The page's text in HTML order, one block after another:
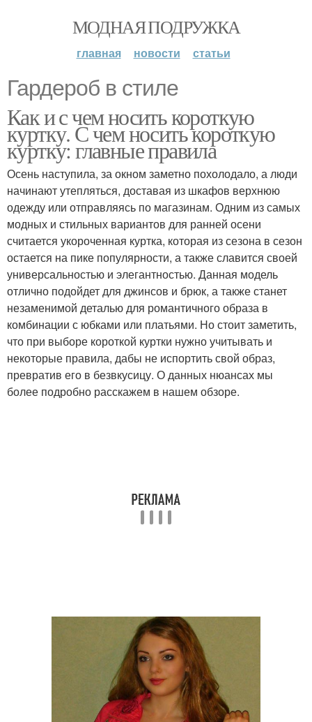
МОДНАЯ ПОДРУЖКА
главная новости статьи
Гардероб в стиле
Как и с чем носить короткую
куртку. С чем носить короткую
куртку: главные правила
Осень наступила, за окном заметно похолодало, а люди
начинают утепляться, доставая из шкафов верхнюю
одежду или отправляясь по магазинам. Одним из самых
модных и стильных вариантов для ранней осени
считается укороченная куртка, которая из сезона в сезон
остается на пике популярности, а также славится своей
универсальностью и элегантностью. Данная модель
отлично подойдет для джинсов и брюк, а также станет
незаменимой деталью для романтичного образа в
комбинации с юбками или платьями. Но стоит заметить,
что при выборе короткой куртки нужно учитывать и
некоторые правила, дабы не испортить свой образ,
превратив его в безвкусицу. О данных нюансах мы
более подробно расскажем в нашем обзоре.